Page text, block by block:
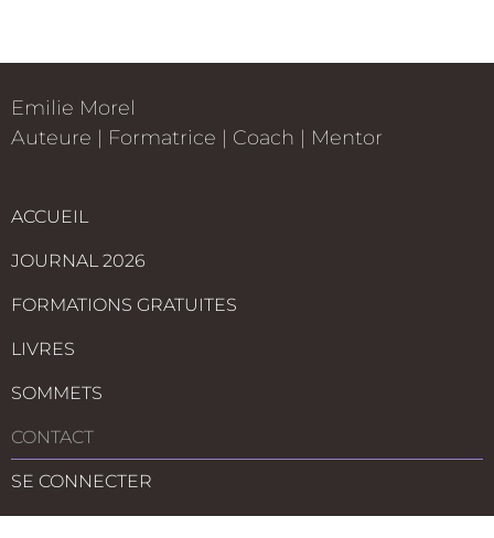
Emilie Morel
Auteure | Formatrice | Coach | Mentor
ACCUEIL
JOURNAL 2026
FORMATIONS GRATUITES
LIVRES
SOMMETS
CONTACT
SE CONNECTER